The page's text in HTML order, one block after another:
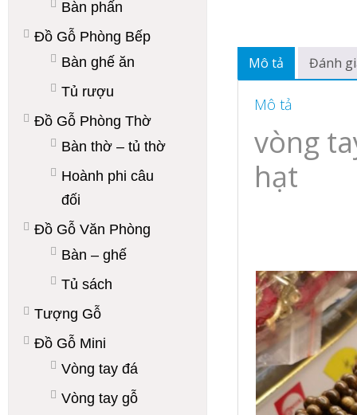
Mô tả Đánh
Mô tả
vòng
hạt
Bàn phấn
Đồ Gỗ Phòng Bếp
Bàn ghế ăn
Tủ rượu
Đồ Gỗ Phòng Thờ
Bàn thờ – tủ thờ
Hoành phi câu
đối
Đồ Gỗ Văn Phòng
Bàn – ghế
Tủ sách
Tượng Gỗ
Đồ Gỗ Mini
Vòng tay đá
Vòng tay gỗ